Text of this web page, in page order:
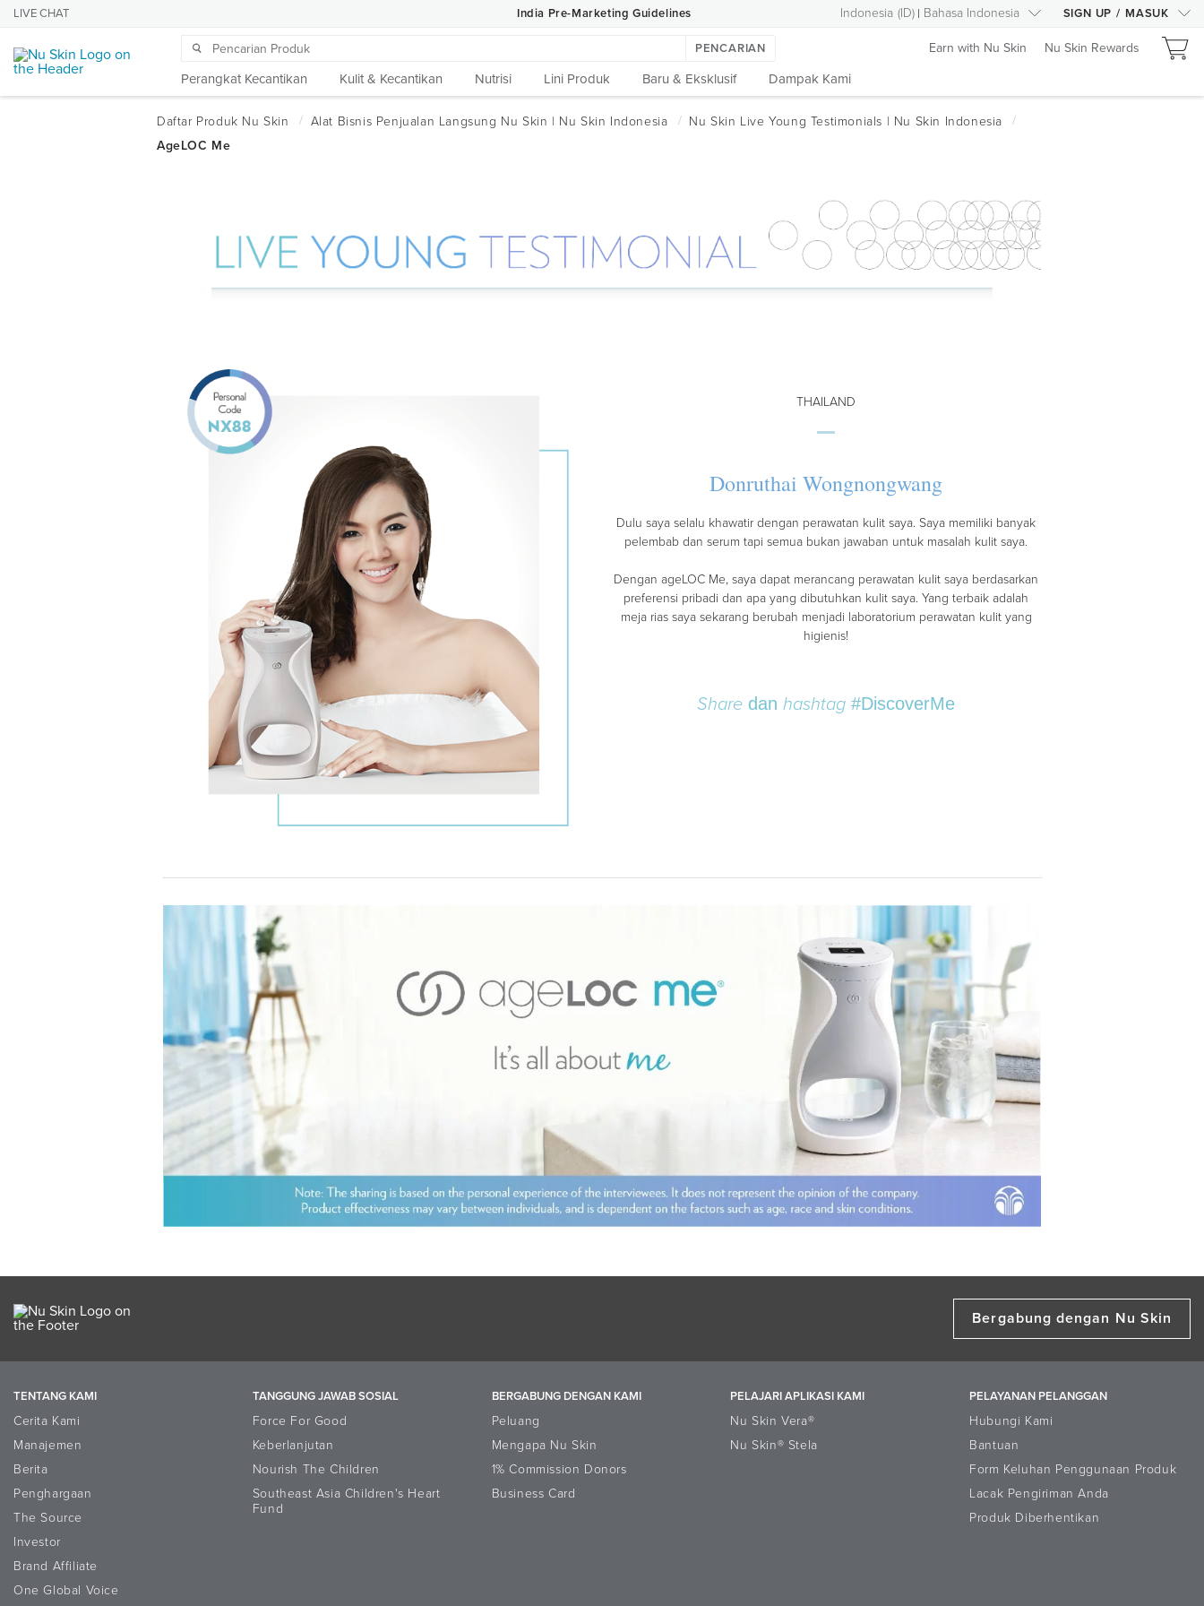
LIVE CHAT India Pre-Marketing Guidelines Indonesia (ID) Bahasa Indonesia SIGN UP / MASUK
PENCARIAN
Perangkat Kecantikan Kulit & Kecantikan Nutrisi Lini Produk Baru & Eksklusif Dampak Kami
Earn with Nu Skin Nu Skin Rewards
THAILAND
Donruthai Wongnongwang
Dulu saya selalu khawatir dengan perawatan kulit saya. Saya memiliki banyak
pelembab dan serum tapi semua bukan jawaban untuk masalah kulit saya.
Dengan ageLOC Me, saya dapat merancang perawatan kulit saya berdasarkan
preferensi pribadi dan apa yang dibutuhkan kulit saya. Yang terbaik adalah
meja rias saya sekarang berubah menjadi laboratorium perawatan kulit yang
higienis!
Share dan hashtag #DiscoverMe
Bergabung dengan Nu Skin
TENTANG KAMI
Cerita Kami
Manajemen
Berita
Penghargaan
The Source
Investor
Brand Affiliate
One Global Voice
TANGGUNG JAWAB SOSIAL
Force For Good
Keberlanjutan
Nourish The Children
Southeast Asia Children's Heart
Fund
BERGABUNG DENGAN KAMI
Peluang
Mengapa Nu Skin
1% Commission Donors
Business Card
PELAJARI APLIKASI KAMI
Nu Skin Vera®
Nu Skin® Stela
PELAYANAN PELANGGAN
Hubungi Kami
Bantuan
Form Keluhan Penggunaan Produk
Lacak Pengiriman Anda
Produk Diberhentikan